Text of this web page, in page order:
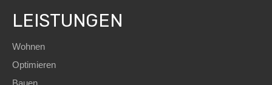
LEISTUNGEN
Wohnen
Optimieren
Bauen